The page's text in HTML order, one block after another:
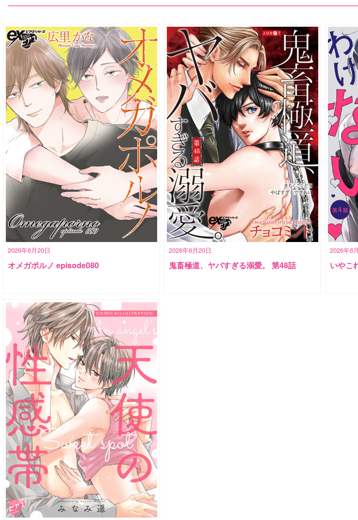
2026年6月20日
オメガポルノ episode080
2026年6月20日
鬼畜極道、ヤバすぎる溺愛。 第48話
2026年6
いやこ